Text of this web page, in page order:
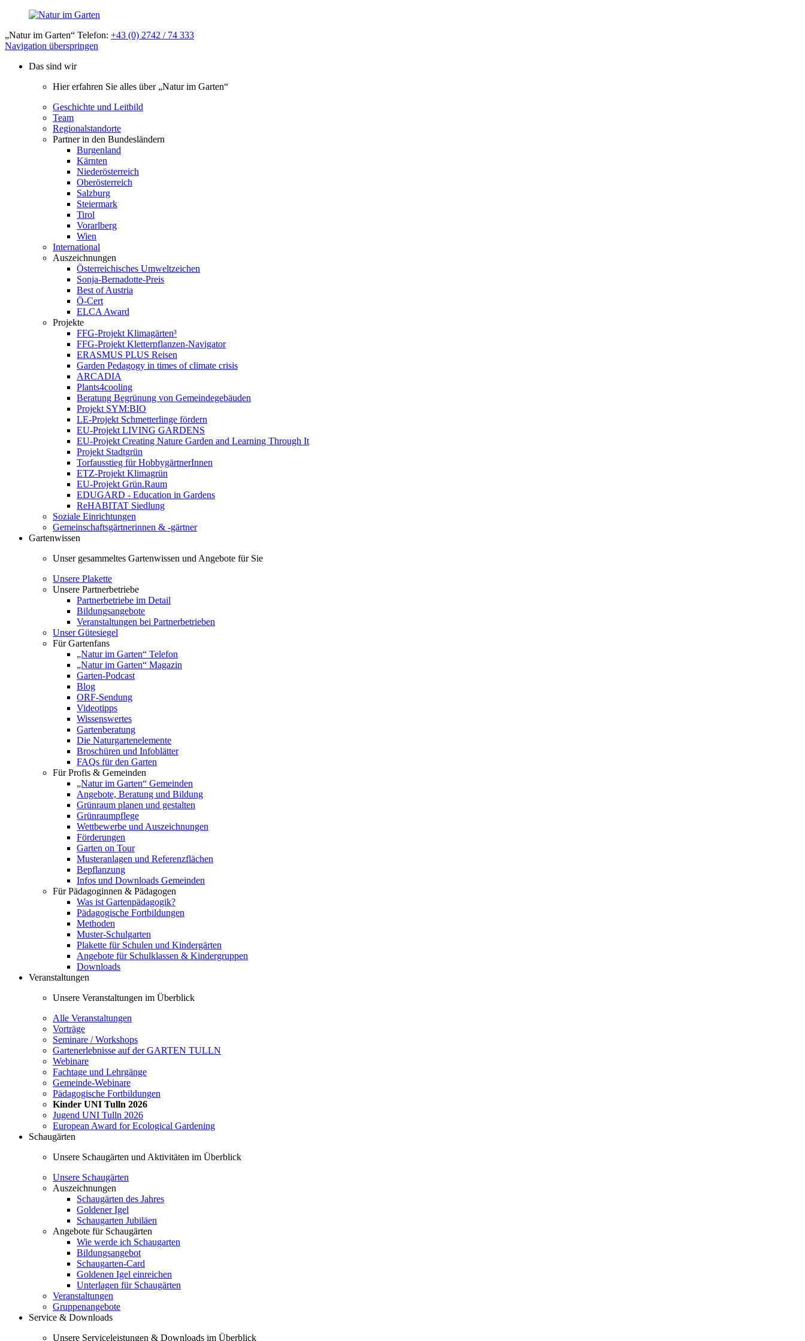
„Natur im Garten“ Telefon: +43 (0) 2742 / 74 333
Navigation überspringen
Das sind wir
Hier erfahren Sie alles über „Natur im Garten“
Geschichte und Leitbild
Team
Regionalstandorte
Partner in den Bundesländern
Burgenland
Kärnten
Niederösterreich
Oberösterreich
Salzburg
Steiermark
Tirol
Vorarlberg
Wien
International
Auszeichnungen
Österreichisches Umweltzeichen
Sonja-Bernadotte-Preis
Best of Austria
Ö-Cert
ELCA Award
Projekte
FFG-Projekt Klimagärten³
FFG-Projekt Kletterpflanzen-Navigator
ERASMUS PLUS Reisen
Garden Pedagogy in times of climate crisis
ARCADIA
Plants4cooling
Beratung Begrünung von Gemeindegebäuden
Projekt SYM:BIO
LE-Projekt Schmetterlinge fördern
EU-Projekt LIVING GARDENS
EU-Projekt Creating Nature Garden and Learning Through It
Projekt Stadtgrün
Torfausstieg für HobbygärtnerInnen
ETZ-Projekt Klimagrün
EU-Projekt Grün.Raum
EDUGARD - Education in Gardens
ReHABITAT Siedlung
Soziale Einrichtungen
Gemeinschaftsgärtnerinnen & -gärtner
Gartenwissen
Unser gesammeltes Gartenwissen und Angebote für Sie
Unsere Plakette
Unsere Partnerbetriebe
Partnerbetriebe im Detail
Bildungsangebote
Veranstaltungen bei Partnerbetrieben
Unser Gütesiegel
Für Gartenfans
„Natur im Garten“ Telefon
„Natur im Garten“ Magazin
Garten-Podcast
Blog
ORF-Sendung
Videotipps
Wissenswertes
Gartenberatung
Die Naturgartenelemente
Broschüren und Infoblätter
FAQs für den Garten
Für Profis & Gemeinden
„Natur im Garten“ Gemeinden
Angebote, Beratung und Bildung
Grünraum planen und gestalten
Grünraumpflege
Wettbewerbe und Auszeichnungen
Förderungen
Garten on Tour
Musteranlagen und Referenzflächen
Bepflanzung
Infos und Downloads Gemeinden
Für Pädagoginnen & Pädagogen
Was ist Gartenpädagogik?
Pädagogische Fortbildungen
Methoden
Muster-Schulgarten
Plakette für Schulen und Kindergärten
Angebote für Schulklassen & Kindergruppen
Downloads
Veranstaltungen
Unsere Veranstaltungen im Überblick
Alle Veranstaltungen
Vorträge
Seminare / Workshops
Gartenerlebnisse auf der GARTEN TULLN
Webinare
Fachtage und Lehrgänge
Gemeinde-Webinare
Pädagogische Fortbildungen
Kinder UNI Tulln 2026
Jugend UNI Tulln 2026
European Award for Ecological Gardening
Schaugärten
Unsere Schaugärten und Aktivitäten im Überblick
Unsere Schaugärten
Auszeichnungen
Schaugärten des Jahres
Goldener Igel
Schaugarten Jubiläen
Angebote für Schaugärten
Wie werde ich Schaugarten
Bildungsangebot
Schaugarten-Card
Goldenen Igel einreichen
Unterlagen für Schaugärten
Veranstaltungen
Gruppenangebote
Service & Downloads
Unsere Serviceleistungen & Downloads im Überblick